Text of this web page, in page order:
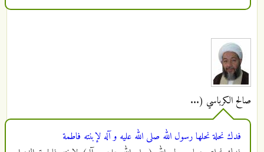
صالح الكرباسي (...
فدك نحلة نحلها رسول الله صلى الله عليه و آله لإبنته فاطمة